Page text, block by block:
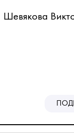
Шевякова